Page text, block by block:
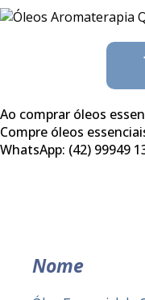
Ao comprar óleos
Compre óleos
WhatsApp: (42) 99949
Nome